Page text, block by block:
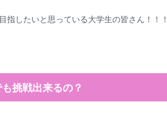
指したいと思っている大学生の皆さん！！！
挑戦出来るの？